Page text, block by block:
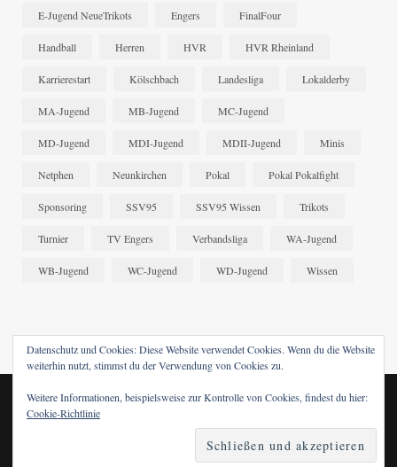
Datenschutz und Cookies: Diese Website verwendet Cookies. Wenn du die Website
weiterhin nutzt, stimmst du der Verwendung von Cookies zu.
Weitere Informationen, beispielsweise zur Kontrolle von Cookies, findest du hier:
Cookie-Richtlinie
E-Jugend NeueTrikots Engers FinalFour
Handball Herren HVR HVR Rheinland
Karrierestart Kölschbach Landesliga Lokalderby
MA-Jugend MB-Jugend MC-Jugend
MD-Jugend MDI-Jugend MDII-Jugend Minis
Netphen Neunkirchen Pokal Pokal Pokalfight
Sponsoring SSV95 SSV95 Wissen Trikots
Turnier TV Engers Verbandsliga WA-Jugend
WB-Jugend WC-Jugend WD-Jugend Wissen
© 2024 SSV95 WISSEN. DESIGNED BY
X (TWITTER) INSTAGRAM